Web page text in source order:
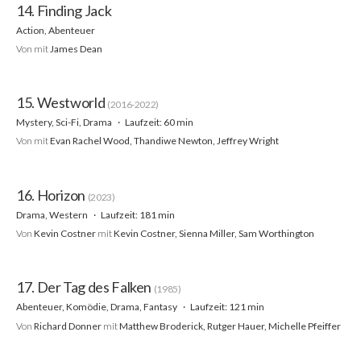
14. Finding Jack
Action, Abenteuer
Von mit James Dean
15. Westworld (2016-2022)
Mystery, Sci-Fi, Drama
Laufzeit: 60 min
Von mitEvan Rachel Wood, Thandiwe Newton, Jeffrey Wright
16. Horizon (2023)
Drama, Western
Laufzeit: 181 min
Von Kevin Costner mitKevin Costner, Sienna Miller, Sam Worthington
17. Der Tag des Falken (1985)
Abenteuer, Komödie, Drama, Fantasy
Laufzeit: 121 min
Von Richard Donner mitMatthew Broderick, Rutger Hauer, Michelle Pfeiffer